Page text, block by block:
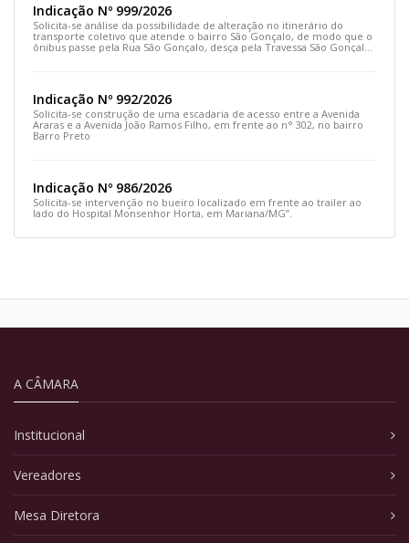
Indicação Nº 999/2026
Solicita-se análise da possibilidade de alteração no itinerário do
transporte coletivo que atende o bairro São Gonçalo, de modo que o
ônibus passe pela Rua São Gonçalo, desça pela Travessa São Gonçalo
e siga pela Rua Prefeito João Sampaio
Indicação Nº 992/2026
Solicita-se construção de uma escadaria de acesso entre a Avenida
Araras e a Avenida João Ramos Filho, em frente ao n° 302, no bairro
Barro Preto
Indicação Nº 986/2026
Solicita-se intervenção no bueiro localizado em frente ao trailer ao
lado do Hospital Monsenhor Horta, em Mariana/MG”.
A CÂMARA
Institucional
Vereadores
Mesa Diretora